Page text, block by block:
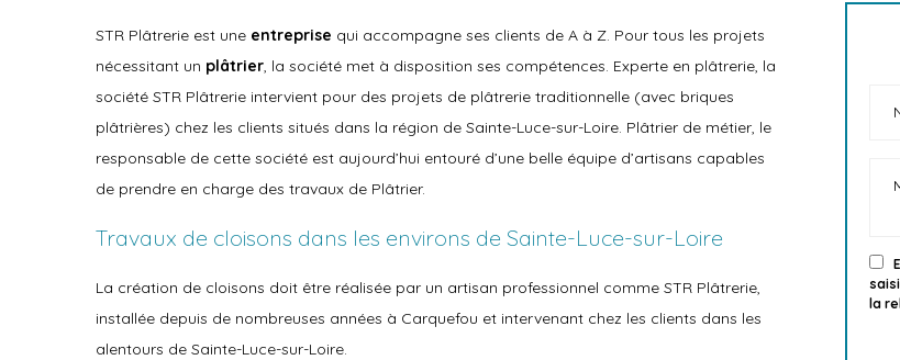
STR Plâtrerie est une entreprise qui accompagne ses clients de A à Z. Pour tous les projets
nécessitant un plâtrier, la société met à disposition ses compétences. Experte en plâtrerie, la
société STR Plâtrerie intervient pour des projets de plâtrerie traditionnelle (avec briques
plâtrières) chez les clients situés dans la région de Sainte-Luce-sur-Loire. Plâtrier de métier, le
responsable de cette société est aujourd’hui entouré d’une belle équipe d’artisans capables
de prendre en charge des travaux de Plâtrier.
Travaux de cloisons dans les environs de Sainte-Luce-sur-Loire
La création de cloisons doit être réalisée par un artisan professionnel comme STR Plâtrerie,
installée depuis de nombreuses années à Carquefou et intervenant chez les clients dans les
alentours de Sainte-Luce-sur-Loire.
la